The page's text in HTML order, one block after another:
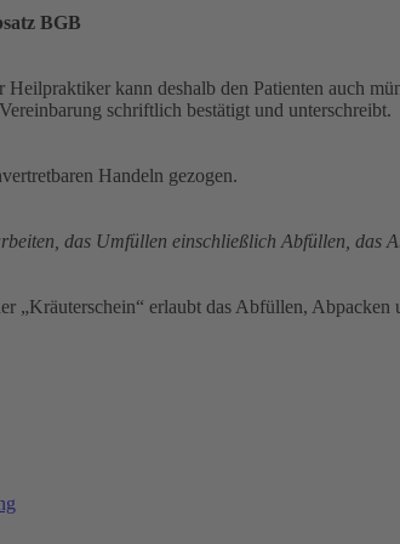
BGB
kann deshalb den Patienten auch
schriftlich bestätigt und unterschreibt.
Handeln gezogen.
das Umfüllen einschließlich Abfüllen, das
erlaubt das Abfüllen,